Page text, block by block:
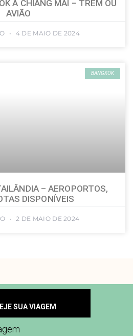
À CHIANG MAI – TREM OU
AVIÃO
4 DE MAIO DE 2024
BANGKOK
– AEROPORTOS,
DISPONÍVEIS
2 DE MAIO DE 2024
SUA VIAGEM